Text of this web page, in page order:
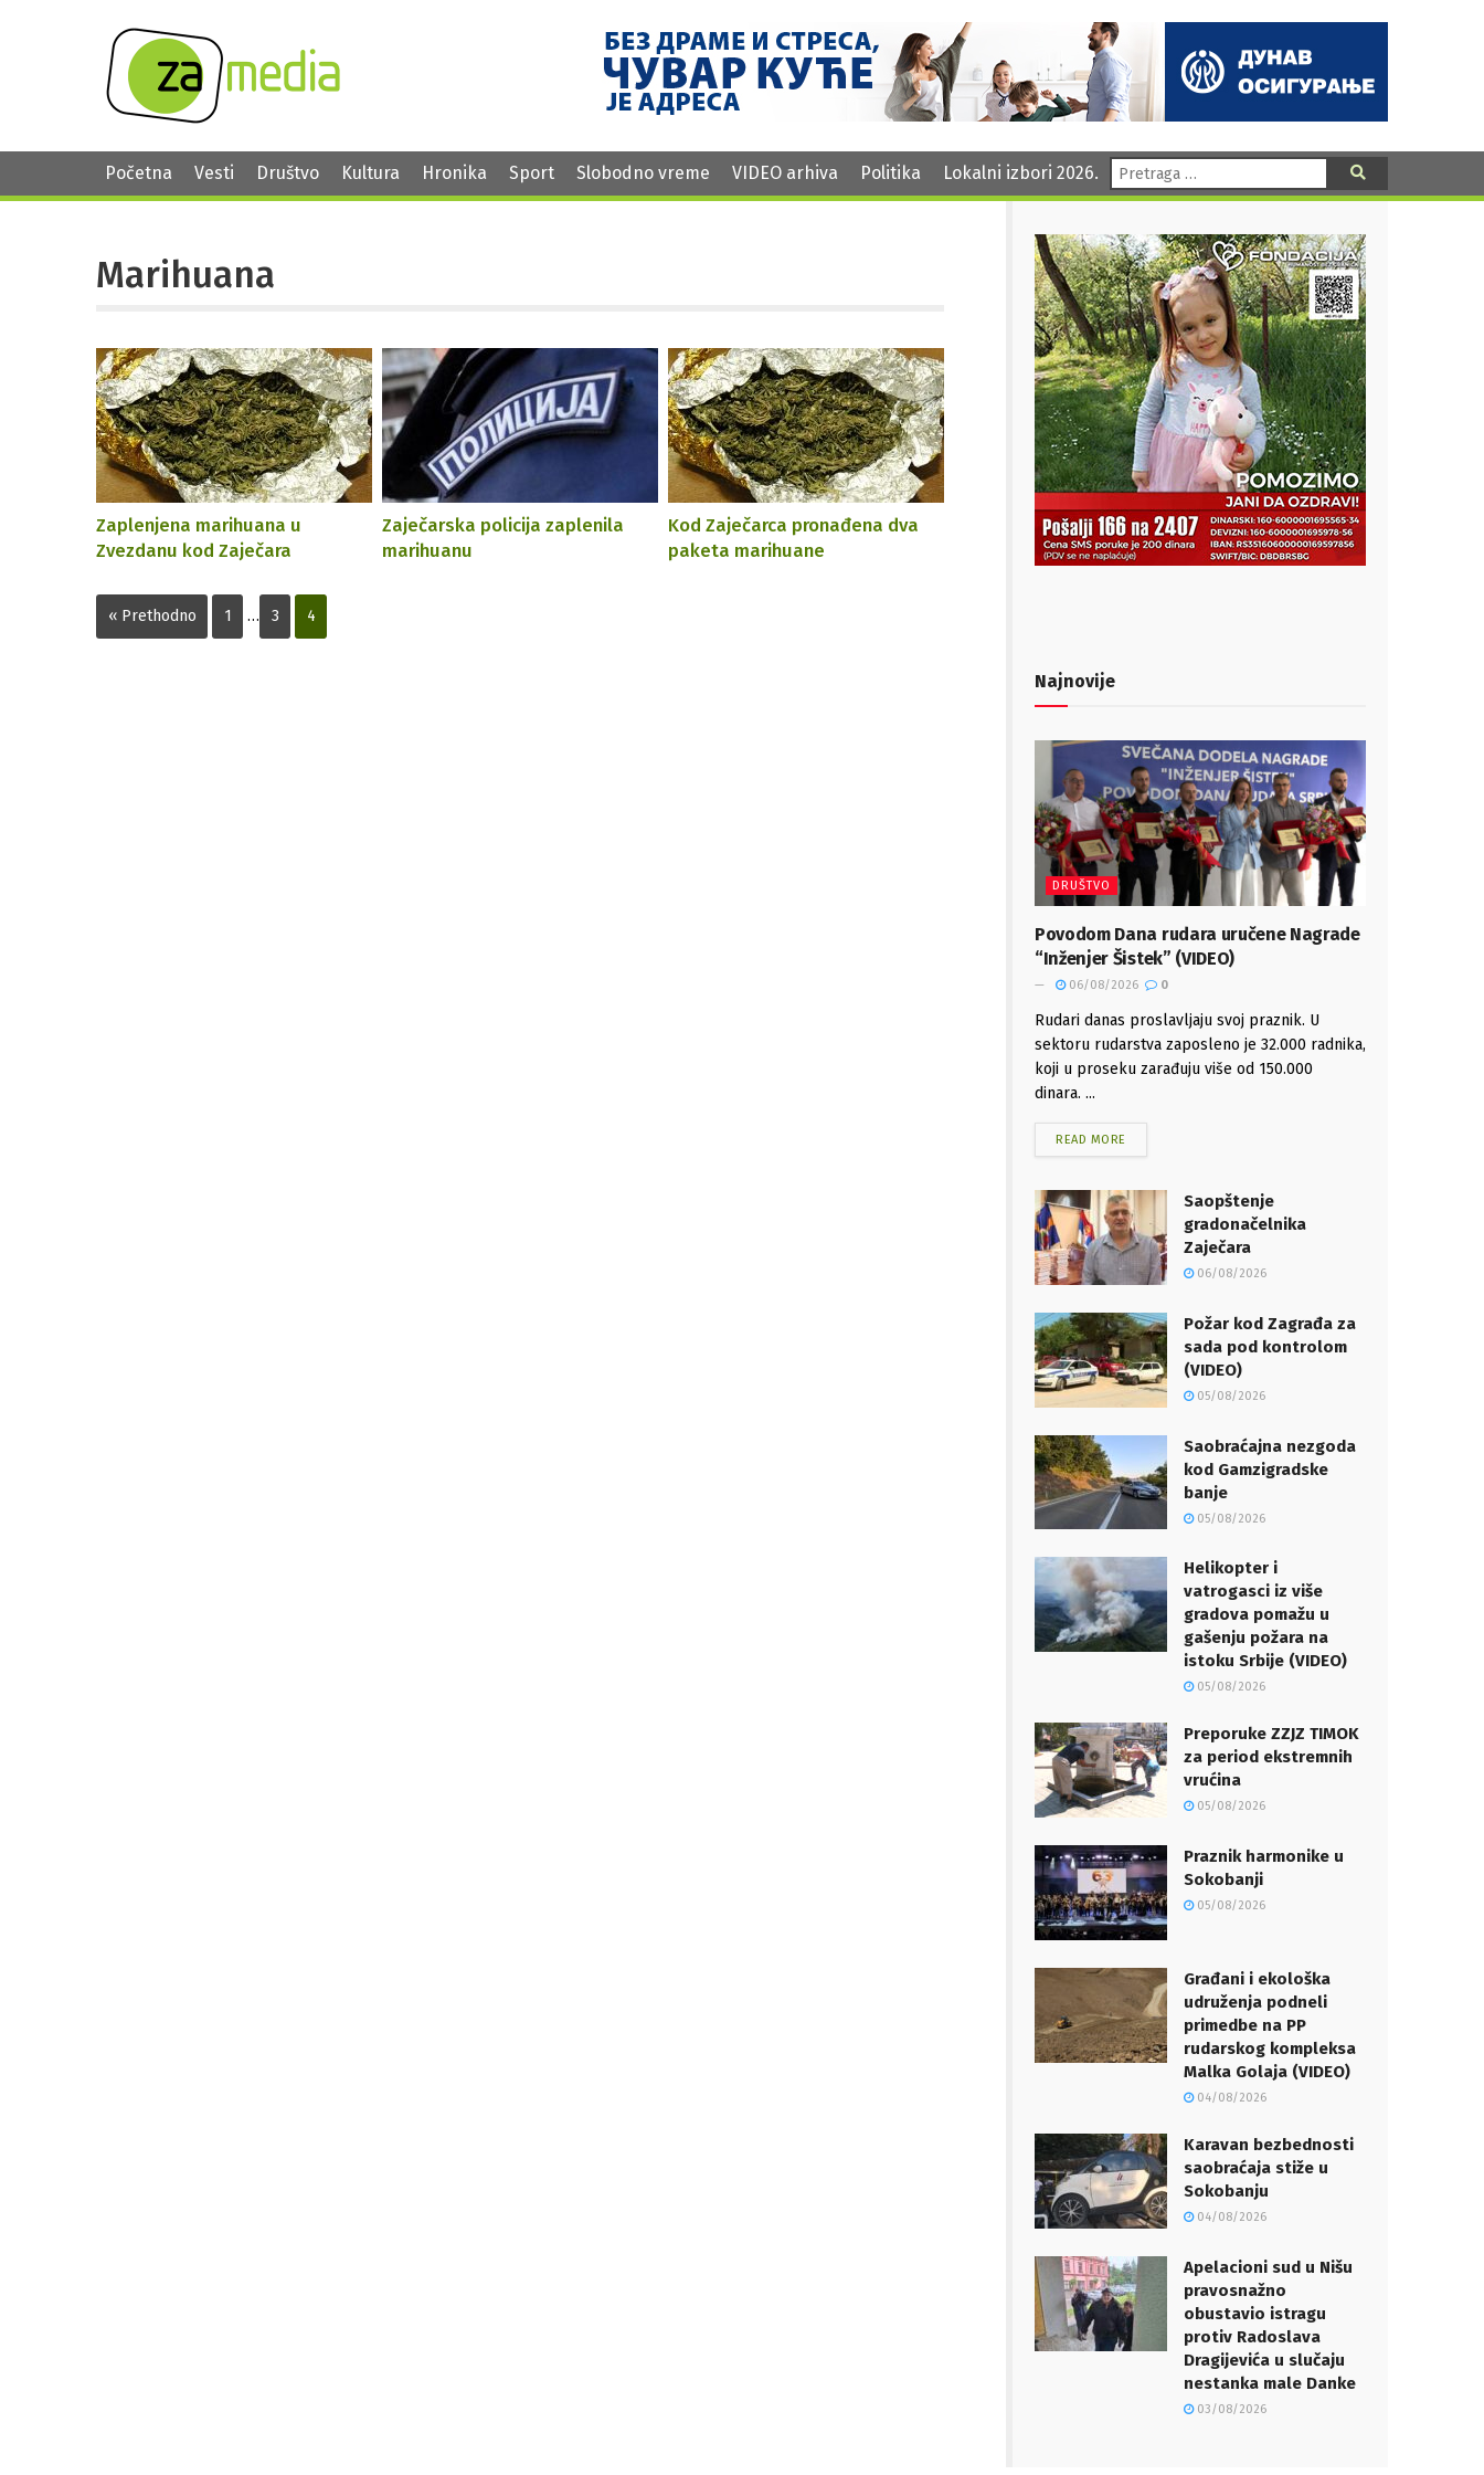
Početna Vesti Društvo Kultura Hronika Sport Slobodno vreme VIDEO arhiva Politika Lokalni izbori 2026. Pretraga:
Marihuana
Zaplenjena marihuana u
Zvezdanu kod Zaječara
Zaječarska policija zaplenila
marihuanu
Kod Zaječarca pronađena dva
paketa marihuane
« Prethodno 1 … 3 4
Najnovije
DRUŠTVO
Povodom Dana rudara uručene Nagrade
“Inženjer Šistek” (VIDEO)
06/08/2026 0
Rudari danas proslavljaju svoj praznik. U
sektoru rudarstva zaposleno je 32.000 radnika,
koji u proseku zarađuju više od 150.000
dinara. ...
READ MORE
Saopštenje
gradonačelnika
Zaječara
06/08/2026
Požar kod Zagrađa za
sada pod kontrolom
(VIDEO)
05/08/2026
Saobraćajna nezgoda
kod Gamzigradske
banje
05/08/2026
Helikopter i
vatrogasci iz više
gradova pomažu u
gašenju požara na
istoku Srbije (VIDEO)
05/08/2026
Preporuke ZZJZ TIMOK
za period ekstremnih
vrućina
05/08/2026
Praznik harmonike u
Sokobanji
05/08/2026
Građani i ekološka
udruženja podneli
primedbe na PP
rudarskog kompleksa
Malka Golaja (VIDEO)
04/08/2026
Karavan bezbednosti
saobraćaja stiže u
Sokobanju
04/08/2026
Apelacioni sud u Nišu
pravosnažno
obustavio istragu
protiv Radoslava
Dragijevića u slučaju
nestanka male Danke
03/08/2026